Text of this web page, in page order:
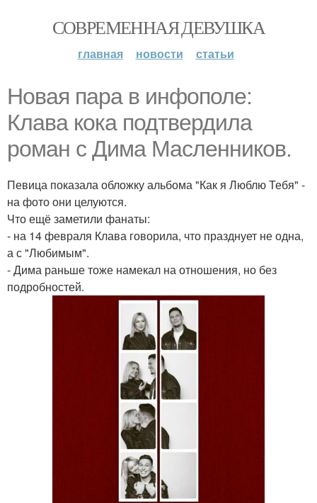
СОВРЕМЕННАЯ ДЕВУШКА
главная новости статьи
Новая пара в инфополе:
Клава кока подтвердила
роман с Дима Масленников.
Певица показала обложку альбома "Как я Люблю Тебя" -
на фото они целуются.
Что ещё заметили фанаты:
- на 14 февраля Клава говорила, что празднует не одна,
а с "Любимым".
- Дима раньше тоже намекал на отношения, но без
подробностей.